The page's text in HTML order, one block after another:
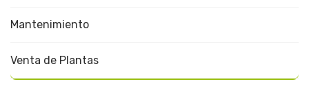
Mantenimiento
Venta de Plantas